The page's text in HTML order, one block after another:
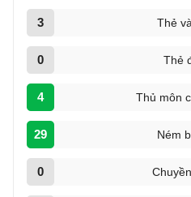
3 Thẻ
0 Thẻ
4 Thủ môn
29 Ném
0